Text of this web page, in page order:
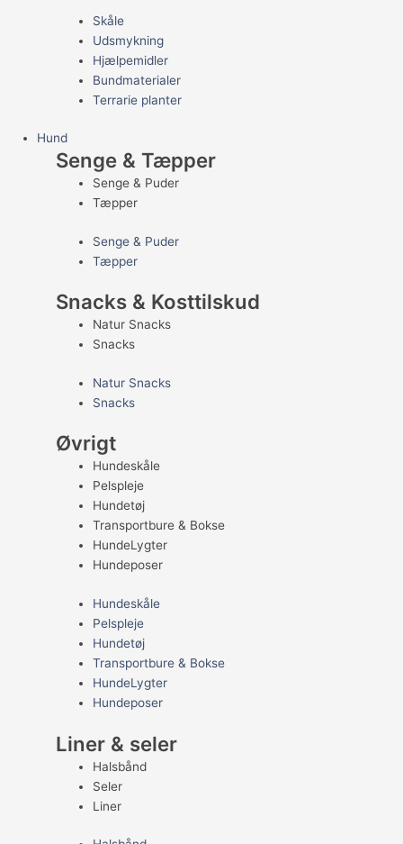
Skåle
Udsmykning
Hjælpemidler
Bundmaterialer
Terrarie planter
Hund
Senge & Tæpper
Senge & Puder
Tæpper
Senge & Puder
Tæpper
Snacks & Kosttilskud
Natur Snacks
Snacks
Natur Snacks
Snacks
Øvrigt
Hundeskåle
Pelspleje
Hundetøj
Transportbure & Bokse
HundeLygter
Hundeposer
Hundeskåle
Pelspleje
Hundetøj
Transportbure & Bokse
HundeLygter
Hundeposer
Liner & seler
Halsbånd
Seler
Liner